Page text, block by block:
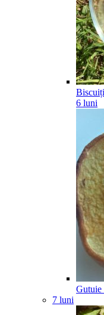
6 luni
Gutuie
7 luni